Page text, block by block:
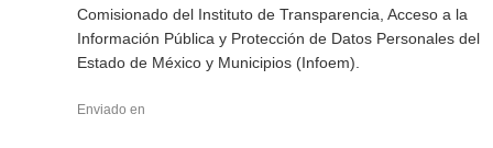
Comisionado del Instituto de Transparencia, Acceso a la
Información Pública y Protección de Datos Personales del
Estado de México y Municipios (Infoem).
Enviado en